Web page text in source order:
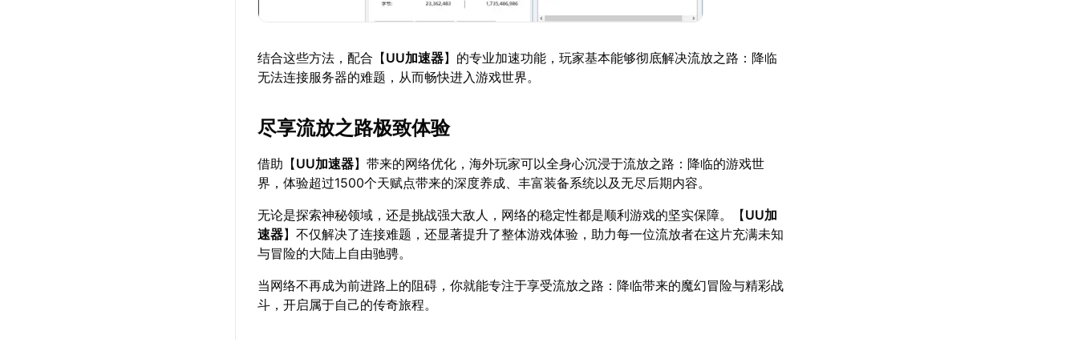
结合这些方法，配合【UU加速器】的专业加速功能，玩家基本能够彻底解决流放之路：降临
无法连接服务器的难题，从而畅快进入游戏世界。
尽享流放之路极致体验
借助【UU加速器】带来的网络优化，海外玩家可以全身心沉浸于流放之路：降临的游戏世
界，体验超过1500个天赋点带来的深度养成、丰富装备系统以及无尽后期内容。
无论是探索神秘领域，还是挑战强大敌人，网络的稳定性都是顺利游戏的坚实保障。【UU加
速器】不仅解决了连接难题，还显著提升了整体游戏体验，助力每一位流放者在这片充满未知
与冒险的大陆上自由驰骋。
当网络不再成为前进路上的阻碍，你就能专注于享受流放之路：降临带来的魔幻冒险与精彩战
斗，开启属于自己的传奇旅程。